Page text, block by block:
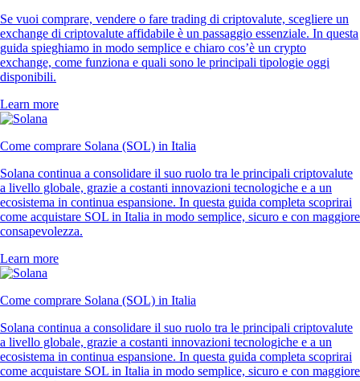
Se vuoi comprare, vendere o fare trading di criptovalute, scegliere un
exchange di criptovalute affidabile è un passaggio essenziale. In questa
guida spieghiamo in modo semplice e chiaro cos’è un crypto
exchange, come funziona e quali sono le principali tipologie oggi
disponibili.
Learn more
Come comprare Solana (SOL) in Italia
Solana continua a consolidare il suo ruolo tra le principali criptovalute
a livello globale, grazie a costanti innovazioni tecnologiche e a un
ecosistema in continua espansione. In questa guida completa scoprirai
come acquistare SOL in Italia in modo semplice, sicuro e con maggiore
consapevolezza.
Learn more
Come comprare Solana (SOL) in Italia
Solana continua a consolidare il suo ruolo tra le principali criptovalute
a livello globale, grazie a costanti innovazioni tecnologiche e a un
ecosistema in continua espansione. In questa guida completa scoprirai
come acquistare SOL in Italia in modo semplice, sicuro e con maggiore